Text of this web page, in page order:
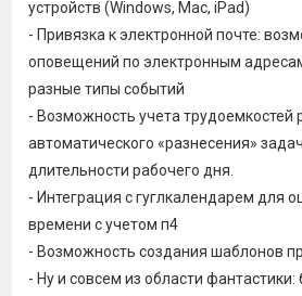
устройств (Windows, Mac, iPad)
- Привязка к электронной почте:
оповещений по электронным
разные типы событий
- Возможность учета трудоемкостей
автоматического «разнесения»
длительности рабочего дня.
- Интеграция с гуглкалендарем для
времени с учетом п4
- Возможность создания шаблонов
- Ну и совсем из области